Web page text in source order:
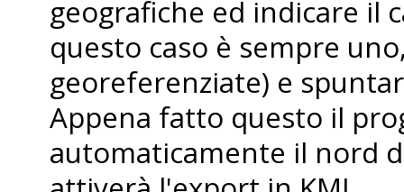
geografiche ed indicare il
questo caso è sempre
georeferenziate) e
Appena fatto questo il
automaticamente il nord